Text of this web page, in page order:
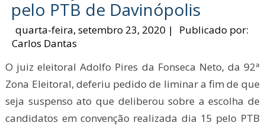
pelo PTB de Davinópolis
quarta-feira, setembro 23, 2020 |
Publicado por:
Carlos Dantas
O juiz eleitoral Adolfo Pires da Fonseca Neto, da 92ª
Zona Eleitoral, deferiu pedido de liminar a fim de que
seja suspenso ato que deliberou sobre a escolha de
candidatos em convenção realizada dia 15 pelo PTB